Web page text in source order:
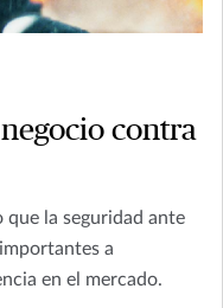
contra
que la seguridad ante
a
en el mercado.